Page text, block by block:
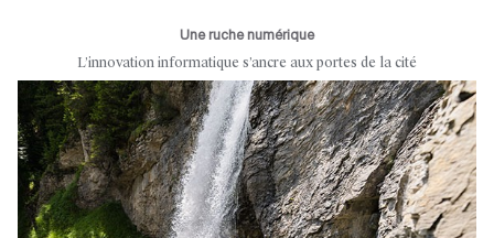
Une ruche numérique
L’innovation informatique s’ancre aux portes de la cité